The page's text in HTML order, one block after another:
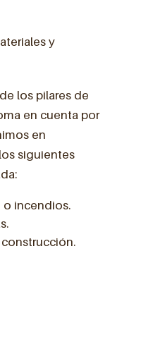
y
los pilares de
en cuenta por
en
siguientes
incendios.